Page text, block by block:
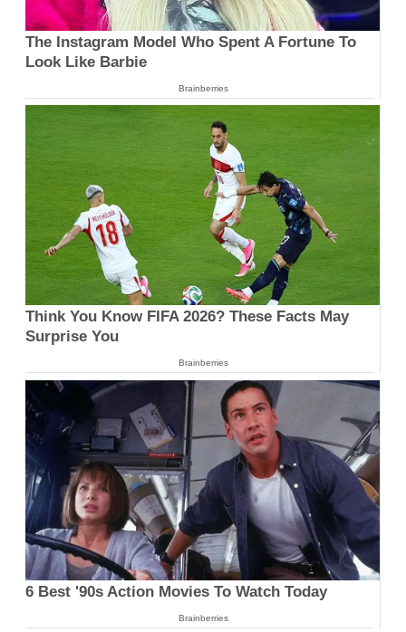
The Instagram Model Who Spent A Fortune To
Look Like Barbie
Brainberries
Think You Know FIFA 2026? These Facts May
Surprise You
Brainberries
6 Best '90s Action Movies To Watch Today
Brainberries